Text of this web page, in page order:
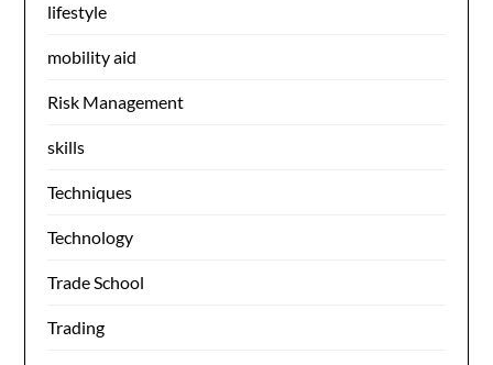
lifestyle
mobility aid
Risk Management
skills
Techniques
Technology
Trade School
Trading